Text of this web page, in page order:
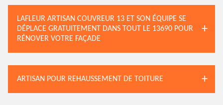
LAFLEUR ARTISAN COUVREUR 13 ET SON ÉQUIPE SE
DÉPLACE GRATUITEMENT DANS TOUT LE 13690 POUR
RÉNOVER VOTRE FAÇADE
ARTISAN POUR REHAUSSEMENT DE TOITURE